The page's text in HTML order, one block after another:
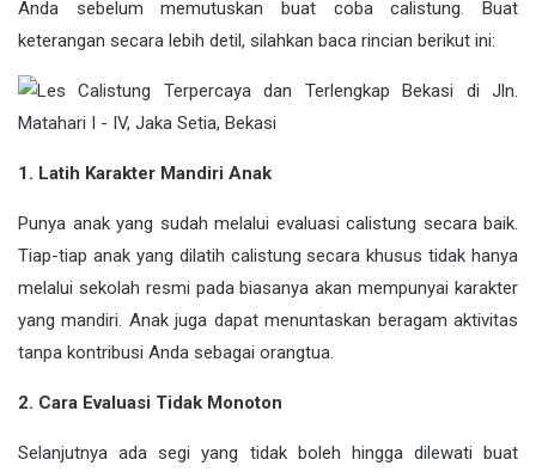
Anda sebelum memutuskan buat coba calistung. Buat
keterangan secara lebih detil, silahkan baca rincian berikut ini:
1. Latih Karakter Mandiri Anak
Punya anak yang sudah melalui evaluasi calistung secara baik.
Tiap-tiap anak yang dilatih calistung secara khusus tidak hanya
melalui sekolah resmi pada biasanya akan mempunyai karakter
yang mandiri. Anak juga dapat menuntaskan beragam aktivitas
tanpa kontribusi Anda sebagai orangtua.
2. Cara Evaluasi Tidak Monoton
Selanjutnya ada segi yang tidak boleh hingga dilewati buat